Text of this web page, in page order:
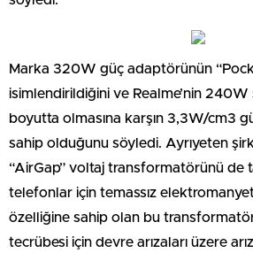
Marka 320W güç adaptörünün
isimlendirildiğini ve Realme’nin 240W
boyutta olmasına karşın 3,3W/cm3
sahip olduğunu söyledi. Ayrıyeten
“AirGap” voltaj transformatörünü de
telefonlar için temassız
özelliğine sahip olan bu
tecrübesi için devre arızaları üzere